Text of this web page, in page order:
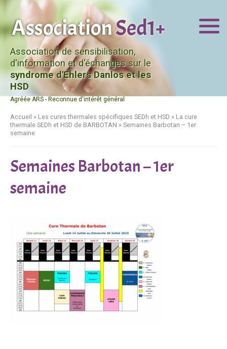
Association de sensibilisation,
d'information et d'échanges sur le
syndrome d'Ehlers Danlos et les
HSD
Agréée ARS - Reconnue d'intérêt général
Accueil » Les cures thermales spécifiques SEDh et HSD » La cure
thermale SEDh et HSD de BARBOTAN » Semaines Barbotan – 1er
semaine
Semaines Barbotan – 1er
semaine